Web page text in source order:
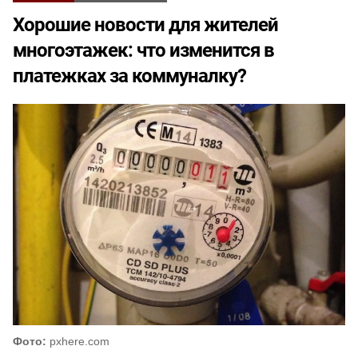
Хорошие новости для жителей
многоэтажек: что изменится в
платежках за коммуналку?
Фото: pxhere.com